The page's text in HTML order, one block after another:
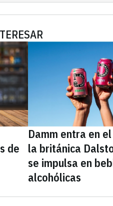
de
Damm entra en
la británica
se impulsa en
alcohólicas